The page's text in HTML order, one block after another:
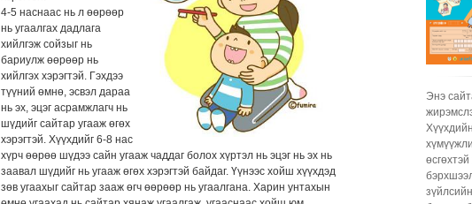
нь
Энэ
4-5 наснаас нь л өөрөөр
нь угаалгах дадлага
хийлгэж сойзыг нь
бариулж өөрөөр нь
хийлгэх хэрэгтэй. Гэхдээ
түүний өмнө, эсвэл дараа
нь эх, эцэг асрамжлагч нь
шүдийг сайтар угааж өгөх
хэрэгтэй. Хүүхдийг 6-8 нас
хүрч өөрөө шүдээ сайн угааж чаддаг болох хүртэл нь эцэг нь эх нь
заавал шүдийг нь угааж өгөх хэрэгтэй байдаг. Үүнээс хойш хүүхдэд
зөв угаахыг сайтар зааж өгч өөрөөр нь угаалгана. Харин унтахын